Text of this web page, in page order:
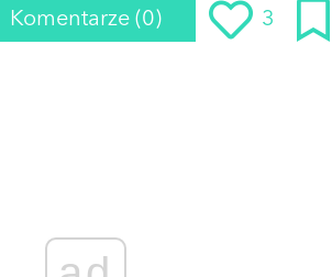
Komentarze (0) 3